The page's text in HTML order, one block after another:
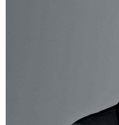
Madrigalbuch). Die
Dur/ G-Dur werden
PROLOG vorgestellt. In
werden sie zu einer
Diese Schlußmusik
Glissandieren auch
Ermordung seines
Schlosses festgezurrt
beschallt... bis es starb.